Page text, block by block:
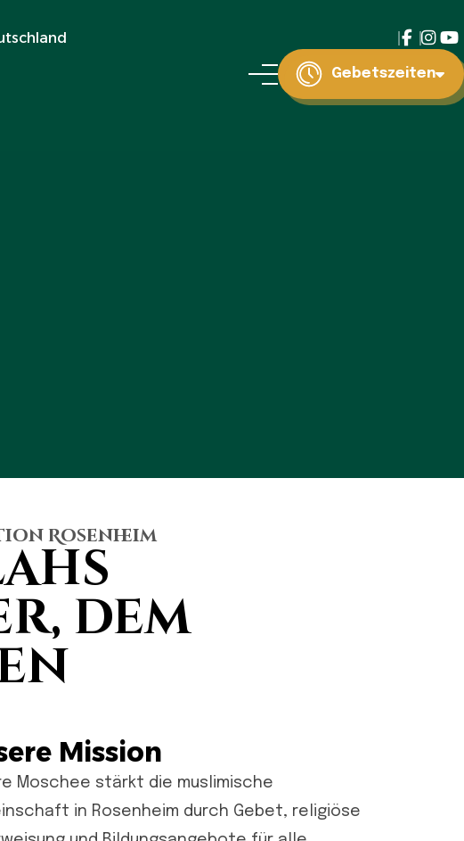
Gebetszeiten
Rosenheim
dem
Mission
Moschee stärkt die muslimische
in Rosenheim durch Gebet, religiöse